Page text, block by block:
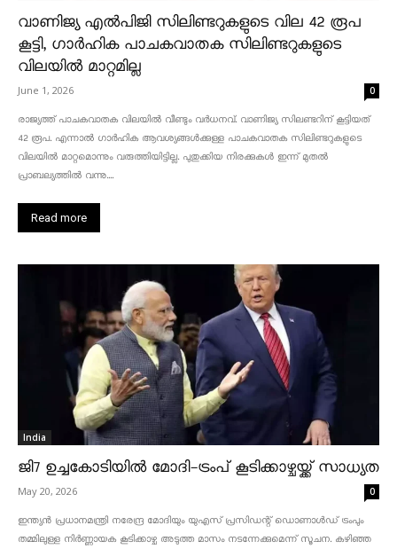
വാണിജ്യ എൽപിജി സിലിണ്ടറുകളുടെ വില 42 രൂപ
കൂട്ടി, ഗാർഹിക പാചകവാതക സിലിണ്ടറുകളുടെ
വിലയിൽ മാറ്റമില്ല
June 1, 2026 0
രാജ്യത്ത് പാചകവാതക വിലയിൽ വീണ്ടും വർധനവ്. വാണിജ്യ സിലണ്ടറിന് കൂട്ടിയത്
42 രൂപ. എന്നാൽ ഗാർഹിക ആവശ്യങ്ങൾക്കുള്ള പാചകവാതക സിലിണ്ടറുകളുടെ
വിലയിൽ മാറ്റമൊന്നും വരുത്തിയിട്ടില്ല. പുതുക്കിയ നിരക്കുകൾ ഇന്ന് മുതൽ
പ്രാബല്യത്തിൽ വന്നു....
Read more
India
ജി7 ഉച്ചകോടിയിൽ മോദി-ട്രംപ് കൂടിക്കാഴ്ചയ്ക്ക് സാധ്യത
May 20, 2026 0
ഇന്ത്യൻ പ്രധാനമന്ത്രി നരേന്ദ്ര മോദിയും യുഎസ് പ്രസിഡന്റ് ഡൊണാൾഡ് ട്രംപും
തമ്മിലുള്ള നിർണ്ണായക കൂടിക്കാഴ്ച അടുത്ത മാസം നടന്നേക്കുമെന്ന് സൂചന. കഴിഞ്ഞ